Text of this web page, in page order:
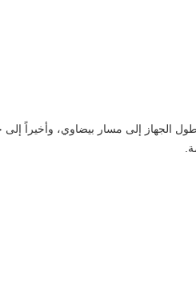
الجهاز إلى مسار بيضاوي، وأخيراً